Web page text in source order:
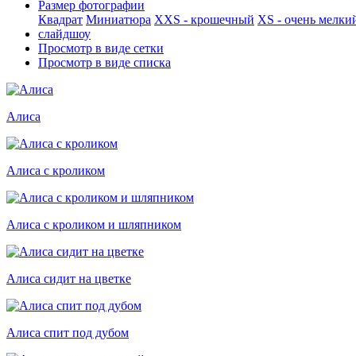
Размер фотографии
Квадрат Миниатюра XXS - крошечный XS - очень
слайдшоу
Просмотр в виде сетки
Просмотр в виде списка
Алиса
Алиса с кроликом
Алиса с кроликом и шляпником
Алиса сидит на цветке
Алиса спит под дубом